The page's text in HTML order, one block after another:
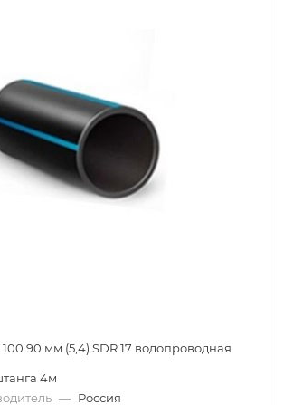
90 мм (5,4) SDR 17 водопроводная
4м
— Россия